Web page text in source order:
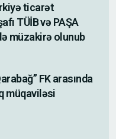
ticarət
TÜİB və PAŞA
müzakirə olunub
FK arasında
müqaviləsi